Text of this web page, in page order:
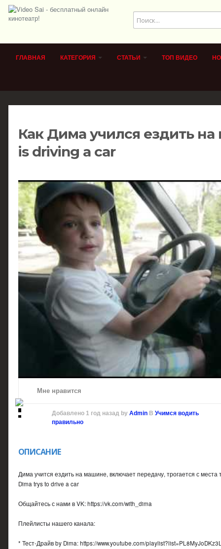
ГЛАВНАЯ КАТЕГОРИЯ СТАТЬИ ТОП ВИДЕО
Как Дима учился ездить
is driving a car
Мне нравится
Добавлено 1 год назад byAdmin ВУчимся водить
правильно
ОПИСАНИЕ
Дима учится ездить на машине, включает передачу, трогается с
Dima trys to drive a car
Общайтесь с нами в VK: https://vk.com/with_dima
Плейлисты нашего канала:
* Тест-Драйв by Dima: https://www.youtube.com/